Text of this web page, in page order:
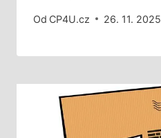
Od CP4U.cz 26. 11. 2025